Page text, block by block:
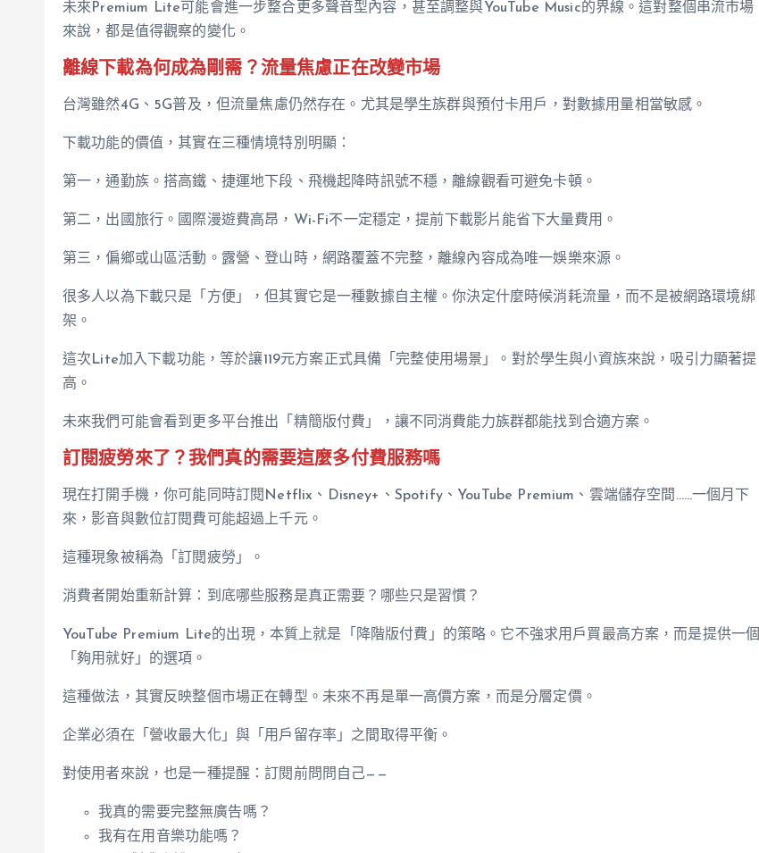
未來Premium Lite可能會進一步整合更多聲音型內容，甚至調整與YouTube Music的界線。這對整個串流市場
來說，都是值得觀察的變化。
離線下載為何成為剛需？流量焦慮正在改變市場
台灣雖然4G、5G普及，但流量焦慮仍然存在。尤其是學生族群與預付卡用戶，對數據用量相當敏感。
下載功能的價值，其實在三種情境特別明顯：
第一，通勤族。搭高鐵、捷運地下段、飛機起降時訊號不穩，離線觀看可避免卡頓。
第二，出國旅行。國際漫遊費高昂，Wi-Fi不一定穩定，提前下載影片能省下大量費用。
第三，偏鄉或山區活動。露營、登山時，網路覆蓋不完整，離線內容成為唯一娛樂來源。
很多人以為下載只是「方便」，但其實它是一種數據自主權。你決定什麼時候消耗流量，而不是被網路環境綁
架。
這次Lite加入下載功能，等於讓119元方案正式具備「完整使用場景」。對於學生與小資族來說，吸引力顯著提
高。
未來我們可能會看到更多平台推出「精簡版付費」，讓不同消費能力族群都能找到合適方案。
訂閱疲勞來了？我們真的需要這麼多付費服務嗎
現在打開手機，你可能同時訂閱Netflix、Disney+、Spotify、YouTube Premium、雲端儲存空間……一個月下
來，影音與數位訂閱費可能超過上千元。
這種現象被稱為「訂閱疲勞」。
消費者開始重新計算：到底哪些服務是真正需要？哪些只是習慣？
YouTube Premium Lite的出現，本質上就是「降階版付費」的策略。它不強求用戶買最高方案，而是提供一個
「夠用就好」的選項。
這種做法，其實反映整個市場正在轉型。未來不再是單一高價方案，而是分層定價。
企業必須在「營收最大化」與「用戶留存率」之間取得平衡。
對使用者來說，也是一種提醒：訂閱前問問自己——
我真的需要完整無廣告嗎？
我有在用音樂功能嗎？